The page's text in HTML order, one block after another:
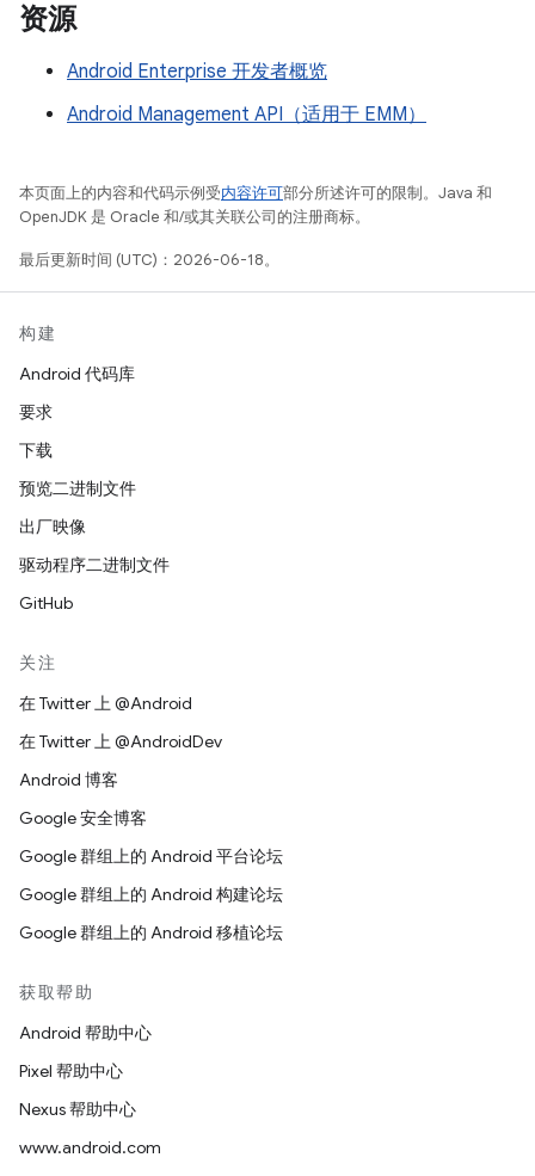
资源
Android Enterprise 开发者概览
Android Management API（适用于 EMM）
本页面上的内容和代码示例受内容许可部分所述许可的限制。Java 和
OpenJDK 是 Oracle 和/或其关联公司的注册商标。
最后更新时间 (UTC)：2026-06-18。
构建
Android 代码库
要求
下载
预览二进制文件
出厂映像
驱动程序二进制文件
GitHub
关注
在 Twitter 上 @Android
在 Twitter 上 @AndroidDev
Android 博客
Google 安全博客
Google 群组上的 Android 平台论坛
Google 群组上的 Android 构建论坛
Google 群组上的 Android 移植论坛
获取帮助
Android 帮助中心
Pixel 帮助中心
Nexus 帮助中心
www.android.com